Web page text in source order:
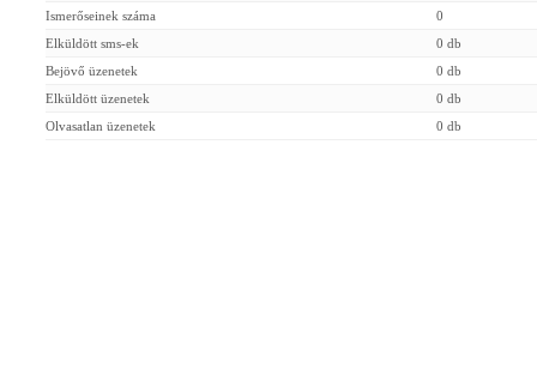
Ismerőseinek száma
0
Elküldött sms-ek
0 db
Bejövő üzenetek
0 db
Elküldött üzenetek
0 db
Olvasatlan üzenetek
0 db